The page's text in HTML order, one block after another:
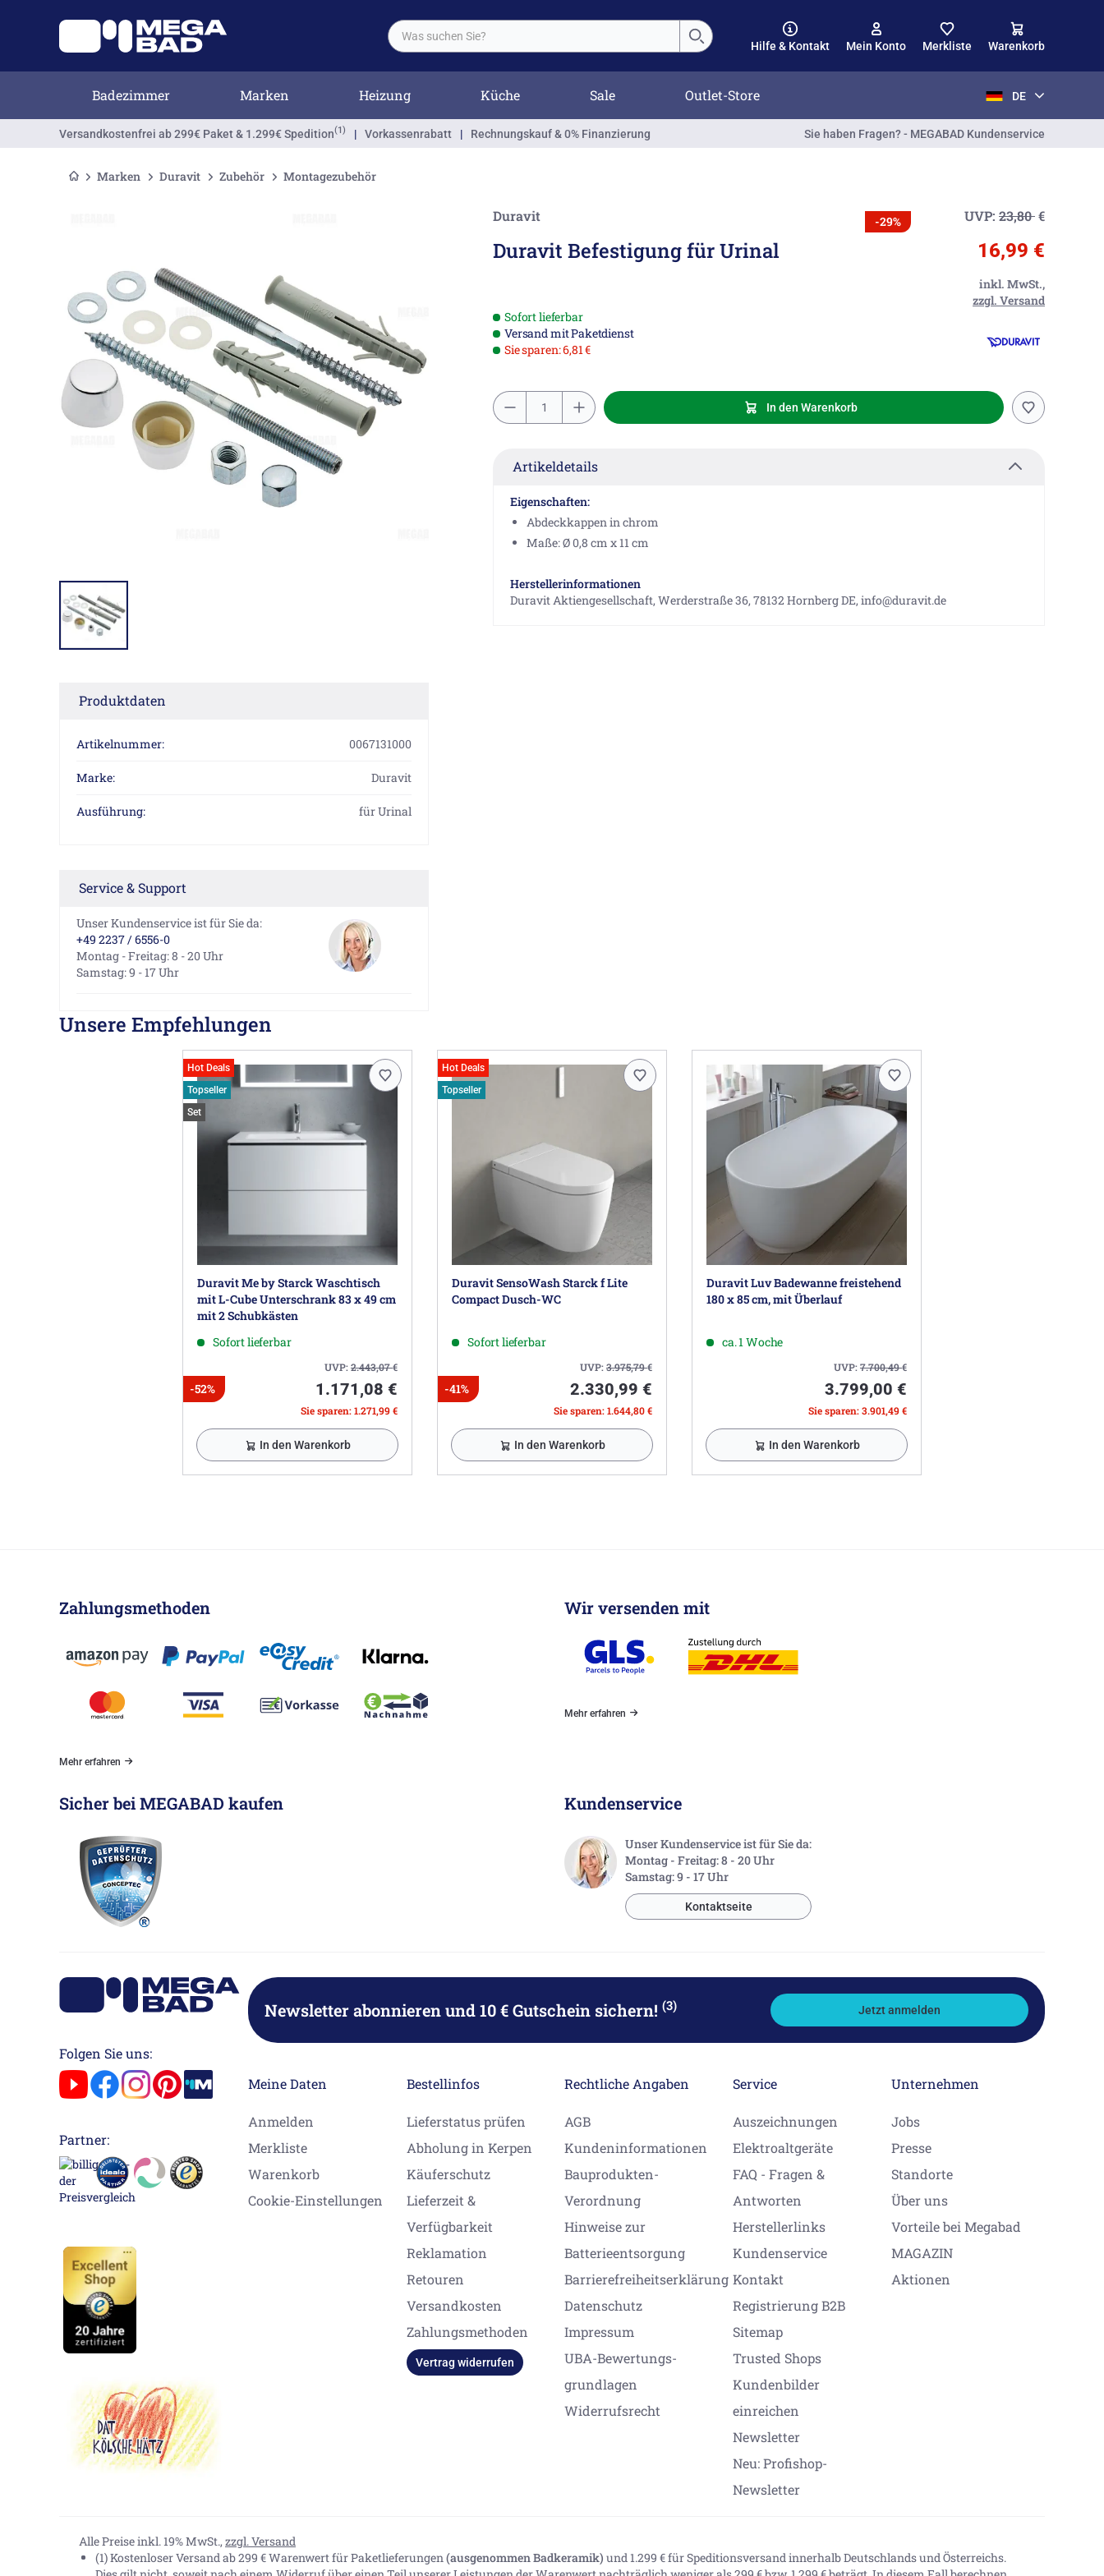
Hilfe & Kontakt Mein Konto Merkliste Warenkorb
Badezimmer Marken Heizung Küche Sale Outlet-Store DE
Versandkostenfrei ab 299€ Paket & 1.299€ Spedition(1) | Vorkassenrabatt | Rechnungskauf & 0% Finanzierung Sie haben Fragen? - MEGABAD Kundenservice
Marken Duravit Zubehör Montagezubehör
Produktdaten
Artikelnummer: 0067131000
Marke: Duravit
Ausführung: für Urinal
Service & Support
Unser Kundenservice ist für Sie da:
+49 2237 / 6556-0
Montag - Freitag: 8 - 20 Uhr
Samstag: 9 - 17 Uhr
Duravit
Duravit Befestigung für Urinal
-29% UVP: 23,80€
16,99 €
inkl. MwSt.,
zzgl. Versand
Sofort lieferbar
Versand mit Paketdienst
Sie sparen: 6,81 €
In den Warenkorb
Artikeldetails
Eigenschaften:
Abdeckkappen in chrom
Maße: Ø 0,8 cm x 11 cm
Herstellerinformationen
Duravit Aktiengesellschaft, Werderstraße 36, 78132 Hornberg DE, info@duravit.de
Unsere Empfehlungen
Hot Deals
Topseller
Set
Duravit Me by Starck Waschtisch
mit L-Cube Unterschrank 83 x 49 cm
mit 2 Schubkästen
Sofort lieferbar
UVP:2.443,07€
-52% 1.171,08 €
Sie sparen: 1.271,99 €
In den Warenkorb
Hot Deals
Topseller
Duravit SensoWash Starck f Lite
Compact Dusch-WC
Sofort lieferbar
UVP:3.975,79€
-41% 2.330,99 €
Sie sparen: 1.644,80 €
In den Warenkorb
Duravit Luv Badewanne freistehend
180 x 85 cm, mit Überlauf
ca. 1 Woche
UVP:7.700,49€
3.799,00 €
Sie sparen: 3.901,49 €
In den Warenkorb
Zahlungsmethoden
Mehr erfahren
Wir versenden mit
Mehr erfahren
Sicher bei MEGABAD kaufen Kundenservice
Unser Kundenservice ist für Sie da:
Montag - Freitag: 8 - 20 Uhr
Samstag: 9 - 17 Uhr
Kontaktseite
Folgen Sie uns:
Partner:
Newsletter abonnierenund 10 € Gutschein sichern! (3) Jetzt anmelden
Meine Daten
Anmelden
Merkliste
Warenkorb
Cookie-Einstellungen
Bestellinfos
Lieferstatus prüfen
Abholung in Kerpen
Käuferschutz
Lieferzeit &
Verfügbarkeit
Reklamation
Retouren
Versandkosten
Zahlungsmethoden
Vertrag widerrufen
Rechtliche Angaben
AGB
Kundeninformationen
Bauprodukten-
Verordnung
Hinweise zur
Batterieentsorgung
Barrierefreiheitserklärung
Datenschutz
Impressum
UBA-Bewertungs-
grundlagen
Widerrufsrecht
Service
Auszeichnungen
Elektroaltgeräte
FAQ - Fragen &
Antworten
Herstellerlinks
Kundenservice
Kontakt
Registrierung B2B
Sitemap
Trusted Shops
Kundenbilder
einreichen
Newsletter
Neu: Profishop-
Newsletter
Unternehmen
Jobs
Presse
Standorte
Über uns
Vorteile bei Megabad
MAGAZIN
Aktionen
Alle Preise inkl. 19% MwSt., zzgl. Versand
(1) Kostenloser Versand ab 299 € Warenwert für Paketlieferungen(ausgenommen Badkeramik) und 1.299 € für Speditionsversand innerhalb Deutschlands und Österreichs.